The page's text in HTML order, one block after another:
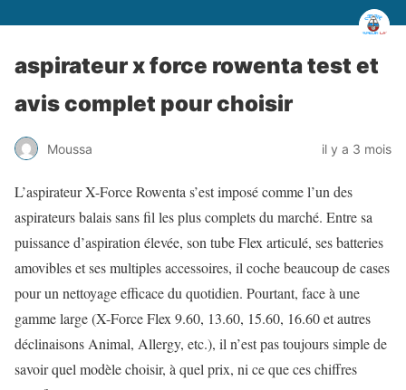
aspirateur x force rowenta test et
avis complet pour choisir
Moussa il y a 3 mois
L’aspirateur X-Force Rowenta s’est imposé comme l’un des
aspirateurs balais sans fil les plus complets du marché. Entre sa
puissance d’aspiration élevée, son tube Flex articulé, ses batteries
amovibles et ses multiples accessoires, il coche beaucoup de cases
pour un nettoyage efficace du quotidien. Pourtant, face à une
gamme large (X-Force Flex 9.60, 13.60, 15.60, 16.60 et autres
déclinaisons Animal, Allergy, etc.), il n’est pas toujours simple de
savoir quel modèle choisir, à quel prix, ni ce que ces chiffres